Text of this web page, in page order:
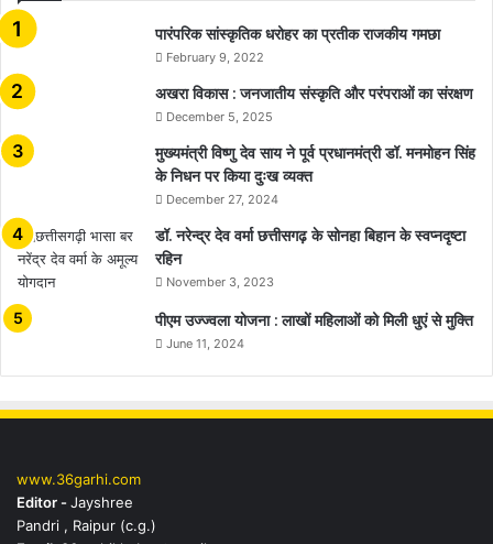
​​​​​​​पारंपरिक सांस्कृतिक धरोहर का प्रतीक राजकीय गमछा
February 9, 2022
अखरा विकास : जनजातीय संस्कृति और परंपराओं का संरक्षण
December 5, 2025
मुख्यमंत्री विष्णु देव साय ने पूर्व प्रधानमंत्री डॉ. मनमोहन सिंह
के निधन पर किया दुःख व्यक्त
December 27, 2024
डॉ. नरेन्द्र देव वर्मा छत्तीसगढ़ के सोनहा बिहान के स्वप्नदृष्टा
रहिन
November 3, 2023
पीएम उज्ज्वला योजना : लाखों महिलाओं को मिली धुएं से मुक्ति
June 11, 2024
www.36garhi.com
Editor -Jayshree
Pandri , Raipur (c.g.)